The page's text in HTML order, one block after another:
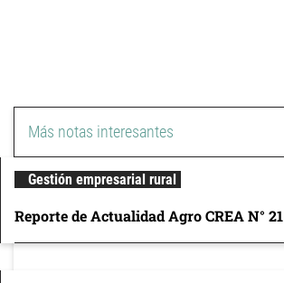
Más notas interesantes
Gestión empresarial rural
Reporte de Actualidad Agro CREA N° 21